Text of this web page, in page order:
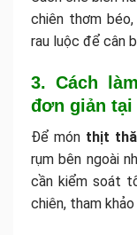
chiên thơm
rau luộc để cân
3. Cách
đơn giản tại
Để món thịt
rụm bên ngoài
cần kiểm soát
chiên, tham